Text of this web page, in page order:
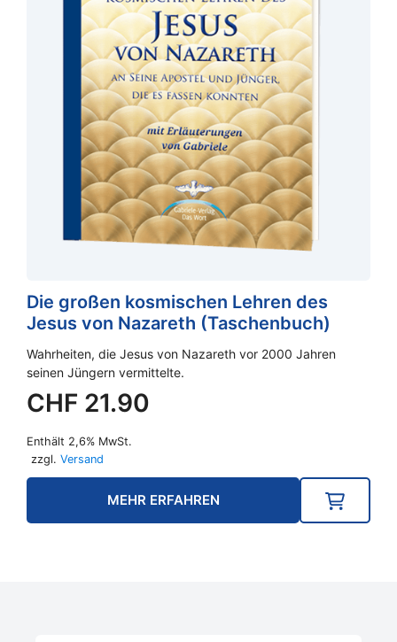
Die großen kosmischen Lehren des
Jesus von Nazareth (Taschenbuch)
Wahrheiten, die Jesus von Nazareth vor 2000 Jahren
seinen Jüngern vermittelte.
CHF 21.90
Enthält 2,6% MwSt.
zzgl. Versand
MEHR ERFAHREN